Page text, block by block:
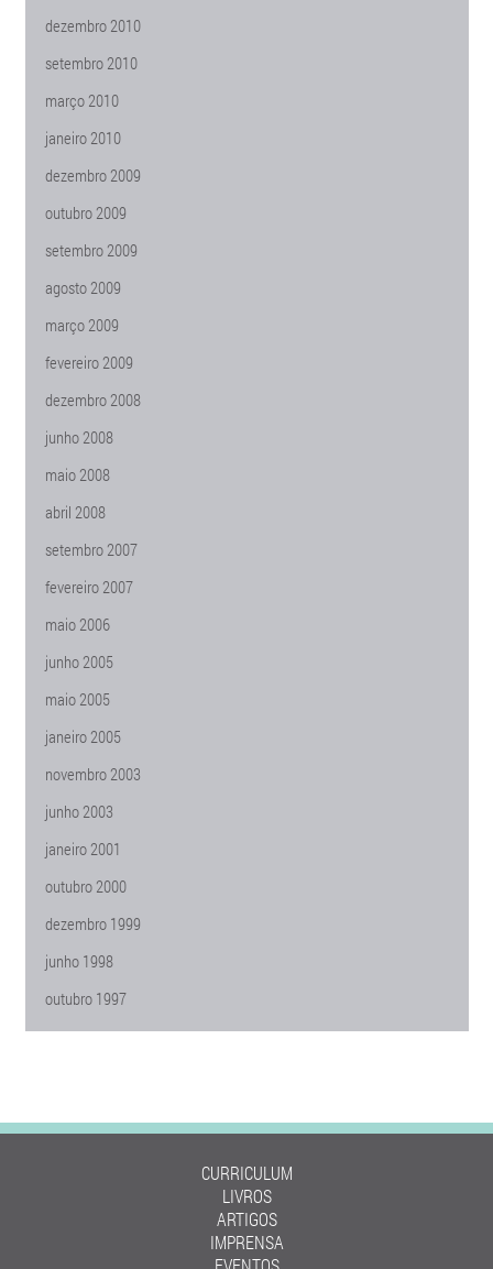
dezembro 2010
setembro 2010
março 2010
janeiro 2010
dezembro 2009
outubro 2009
setembro 2009
agosto 2009
março 2009
fevereiro 2009
dezembro 2008
junho 2008
maio 2008
abril 2008
setembro 2007
fevereiro 2007
maio 2006
junho 2005
maio 2005
janeiro 2005
novembro 2003
junho 2003
janeiro 2001
outubro 2000
dezembro 1999
junho 1998
outubro 1997
CURRICULUM
LIVROS
ARTIGOS
IMPRENSA